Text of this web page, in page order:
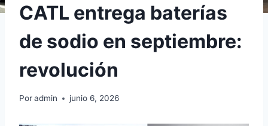
CATL entrega baterías
de sodio en septiembre:
revolución
Poradmin junio 6, 2026